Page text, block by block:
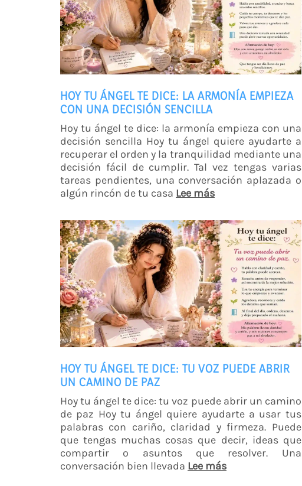
HOY TU ÁNGEL TE DICE: LA ARMONÍA EMPIEZA
CON UNA DECISIÓN SENCILLA
Hoy tu ángel te dice: la armonía empieza con una
decisión sencilla Hoy tu ángel quiere ayudarte a
recuperar el orden y la tranquilidad mediante una
decisión fácil de cumplir. Tal vez tengas varias
tareas pendientes, una conversación aplazada o
algún rincón de tu casa Lee más
HOY TU ÁNGEL TE DICE: TU VOZ PUEDE ABRIR
UN CAMINO DE PAZ
Hoy tu ángel te dice: tu voz puede abrir un camino
de paz Hoy tu ángel quiere ayudarte a usar tus
palabras con cariño, claridad y firmeza. Puede
que tengas muchas cosas que decir, ideas que
compartir o asuntos que resolver. Una
conversación bien llevada Lee más